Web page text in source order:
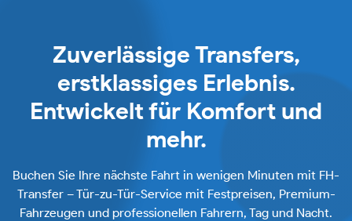
Zuverlässige Transfers,
erstklassiges Erlebnis.
Entwickelt für Komfort und
mehr.
Buchen Sie Ihre nächste Fahrt in wenigen Minuten mit FH-
Transfer – Tür-zu-Tür-Service mit Festpreisen, Premium-
Fahrzeugen und professionellen Fahrern, Tag und Nacht.